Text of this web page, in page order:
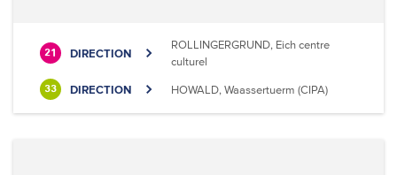
21 DIRECTION
ROLLINGERGRUND, Eich centre
culturel
33 DIRECTION HOWALD, Waassertuerm (CIPA)